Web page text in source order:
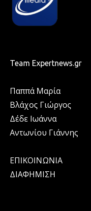
Team Expertnews.gr
Παππά Μαρία
Βλάχος Γιώργος
Δέδε Ιωάννα
Αντωνίου Γιάννης
ΕΠΙΚΟΙΝΩΝΙΑ
ΔΙΑΦΗΜΙΣΗ